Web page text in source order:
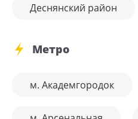
Деснянский район
Метро
м. Академгородок